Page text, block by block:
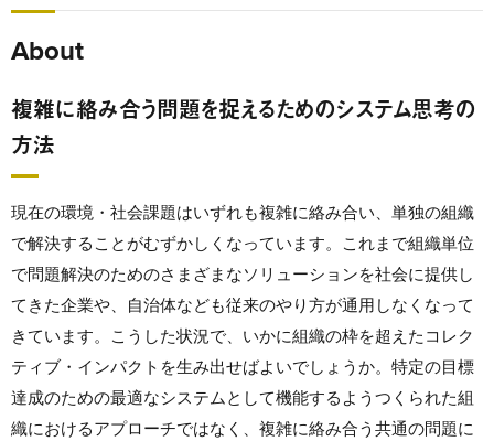
About
複雑に絡み合う問題を捉えるためのシステム思考の
方法
現在の環境・社会課題はいずれも複雑に絡み合い、単独の組織
で解決することがむずかしくなっています。これまで組織単位
で問題解決のためのさまざまなソリューションを社会に提供し
てきた企業や、自治体なども従来のやり方が通用しなくなって
きています。こうした状況で、いかに組織の枠を超えたコレク
ティブ・インパクトを生み出せばよいでしょうか。特定の目標
達成のための最適なシステムとして機能するようつくられた組
織におけるアプローチではなく、複雑に絡み合う共通の問題に